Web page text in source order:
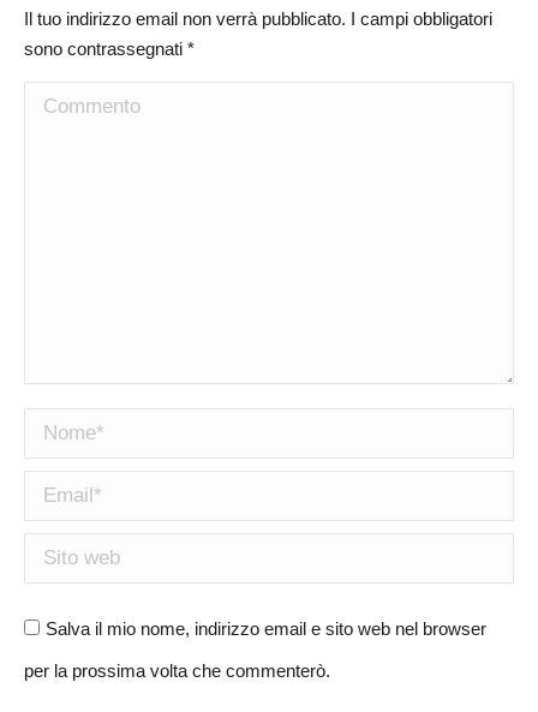
Il tuo indirizzo email non verrà pubblicato. I campi obbligatori
sono contrassegnati *
Commento
Nome *
Email *
Sito web
Salva il mio nome, indirizzo email e sito web nel browser
per la prossima volta che commenterò.